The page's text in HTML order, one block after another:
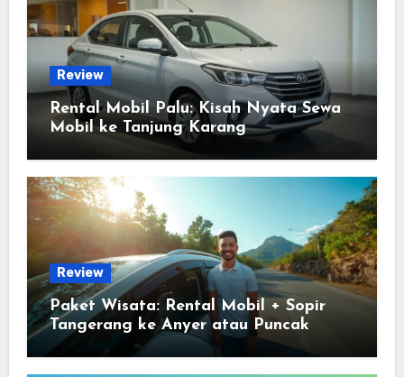
Review
Rental Mobil Palu: Kisah Nyata Sewa
Mobil ke Tanjung Karang
Review
Paket Wisata: Rental Mobil + Sopir
Tangerang ke Anyer atau Puncak